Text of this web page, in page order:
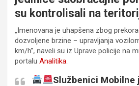
su kontrolisali na
„Imenovana je uhapšena zbog
dozvoljene brzine – upravljanja
km/h”, naveli su iz Uprave policije na
portalu Analitika.
Službenici Mobilne